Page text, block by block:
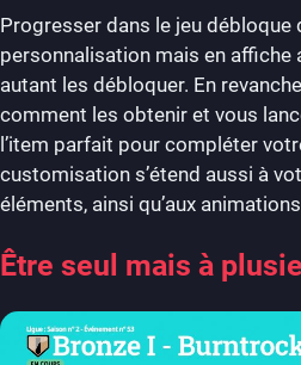
Progresser dans le jeu débloque
personnalisation mais en affiche
autant les débloquer. En
comment les obtenir et vous
l’item parfait pour compléter
customisation s’étend aussi à
éléments, ainsi qu’aux
Être seul mais à